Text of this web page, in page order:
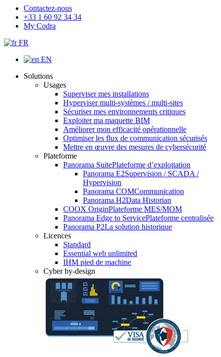
Contactez-nous
+33 1 60 92 34 34
My Codra
FR
EN
Solutions
Usages
Superviser mes installations
Hyperviser multi-systèmes / multi-sites
Sécuriser mes environnements critiques
Exploiter ma maquette BIM
Améliorer mon efficacité opérationnelle
Optimiser les flux de communication sécurisés
Mettre en œuvre des mesures de cybersécurité
Plateforme
Panorama SuitePlateforme d’exploitation
Panorama E2Supervision / SCADA /
Hypervision
Panorama COMCommunication
Panorama H2Data Historian
COOX OriginPlateforme MES/MOM
Panorama Edge to ServicePlateforme centralisée
Panorama P2La solution historique
Licences
Standard
Essential web unlimited
IHM pied de machine
Cyber by-design